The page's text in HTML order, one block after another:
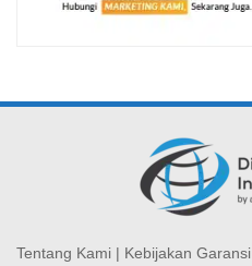
Tentang Kami | Kebijakan Garansi